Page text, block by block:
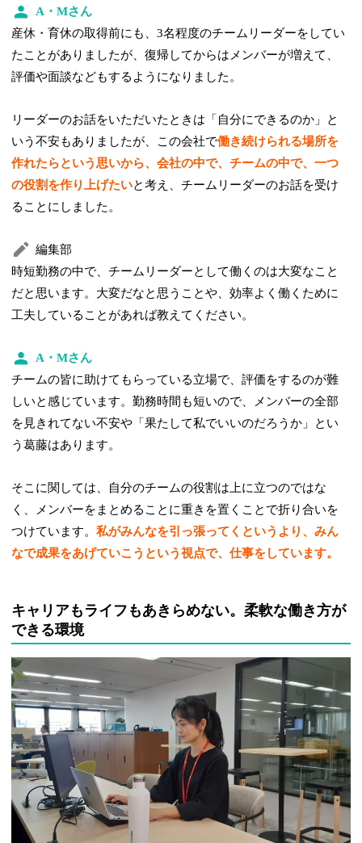
A・Mさん
産休・育休の取得前にも、3名程度のチームリーダーをしてい
たことがありましたが、復帰してからはメンバーが増えて、
評価や面談などもするようになりました。
リーダーのお話をいただいたときは「自分にできるのか」と
いう不安もありましたが、この会社で働き続けられる場所を
作れたらという思いから、会社の中で、チームの中で、一つ
の役割を作り上げたいと考え、チームリーダーのお話を受け
ることにしました。
編集部
時短勤務の中で、チームリーダーとして働くのは大変なこと
だと思います。大変だなと思うことや、効率よく働くために
工夫していることがあれば教えてください。
A・Mさん
チームの皆に助けてもらっている立場で、評価をするのが難
しいと感じています。勤務時間も短いので、メンバーの全部
を見きれてない不安や「果たして私でいいのだろうか」とい
う葛藤はあります。
そこに関しては、自分のチームの役割は上に立つのではな
く、メンバーをまとめることに重きを置くことで折り合いを
つけています。私がみんなを引っ張ってくというより、みん
なで成果をあげていこうという視点で、仕事をしています。
キャリアもライフもあきらめない。柔軟な働き方が
できる環境